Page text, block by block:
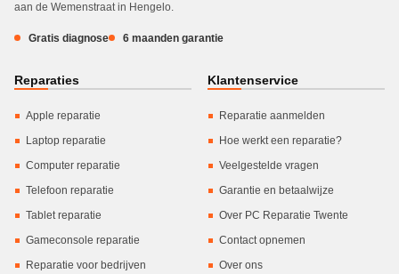
aan de Wemenstraat in Hengelo.
Gratis diagnose 6 maanden garantie
Reparaties
Apple reparatie
Laptop reparatie
Computer reparatie
Telefoon reparatie
Tablet reparatie
Gameconsole reparatie
Reparatie voor bedrijven
Klantenservice
Reparatie aanmelden
Hoe werkt een reparatie?
Veelgestelde vragen
Garantie en betaalwijze
Over PC Reparatie Twente
Contact opnemen
Over ons